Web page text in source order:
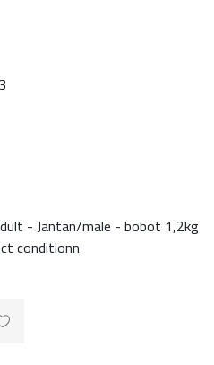
- Jantan/male - bobot 1,2kg
conditionn